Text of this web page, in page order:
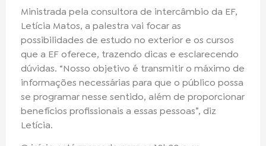
Ministrada pela consultora de intercâmbio da EF,
Letícia Matos, a palestra vai focar as
possibilidades de estudo no exterior e os cursos
que a EF oferece, trazendo dicas e esclarecendo
dúvidas. “Nosso objetivo é transmitir o máximo de
informações necessárias para que o público possa
se programar nesse sentido, além de proporcionar
benefícios profissionais a essas pessoas”, diz
Letícia.